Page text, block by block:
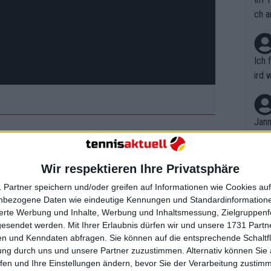
Wir respektieren Ihre Privatsphäre
Partner speichern und/oder greifen auf Informationen wie Cookies
Daten wie eindeutige Kennungen und
Werbung und Inhalte, Werbung und Inhaltsmessung,
werden. Mit Ihrer Erlaubnis dürfen wir und unsere 1731
und Kenndaten abfragen. Sie können auf die entsprechende
durch uns und unsere Partner zuzustimmen. Alternativ können Sie
und Ihre Einstellungen ändern, bevor Sie der Verarbeitung
die beiden Topspieler Griekspoor
antraten, da sie das Turnier in
lag bei De Jong und Guy Den
ihres Landes im Wettbewerb
gegen Sumit Nagal holte,
nicht durchkam. Der Doppelerfolg
ch
Ich
ird
r in
em
t,
B.
on
n
nt.